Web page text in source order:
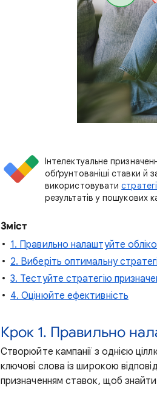
Інтелектуальне
обґрунтованіші ставки й
використовувати
результатів у пошукових
Зміст
1. Правильно налаштуйте
2. Виберіть оптимальну
3. Тестуйте стратегію
4. Оцінюйте ефективність
Крок 1. Правильно
Створюйте кампанії з однією
ключові слова із широкою
призначенням ставок, щоб